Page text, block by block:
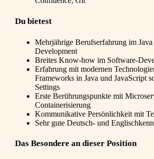
Du bietest
Mehrjährige Berufserfahrung im
Development
Breites Know-how im Software-
Erfahrung mit modernen
Frameworks in Java und JavaScript
Settings
Erste Berührungspunkte mit
Containerisierung
Kommunikative Persönlichkeit mit
Sehr gute Deutsch- und
Das Besondere an dieser Position